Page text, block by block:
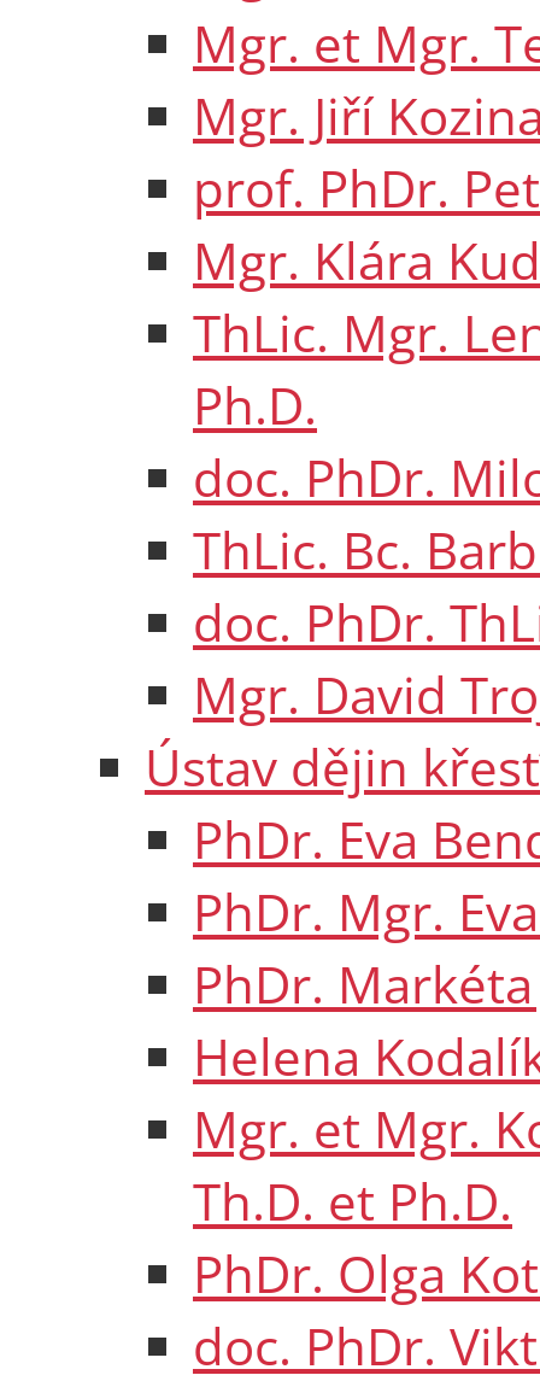
Mgr. et Mgr.
Mgr. Jiří
prof. PhDr.
Mgr. Klára
ThLic. Mgr.
Ph.D.
doc. PhDr.
ThLic. Bc.
doc. PhDr.
Mgr. David
Ústav dějin
PhDr. Eva
PhDr. Mgr.
PhDr.
Helena
Mgr. et Mgr.
Th.D. et Ph.D.
PhDr. Olga
doc. PhDr.